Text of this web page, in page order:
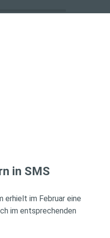
in SMS
erhielt im Februar eine
im entsprechenden